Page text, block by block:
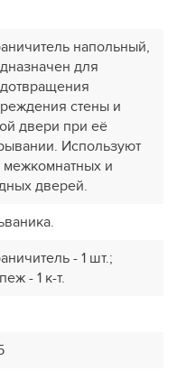
напольный,
для
стены и
двери при её
Используют
межкомнатных и
дверей.
- 1 шт.;
- 1 к-т.